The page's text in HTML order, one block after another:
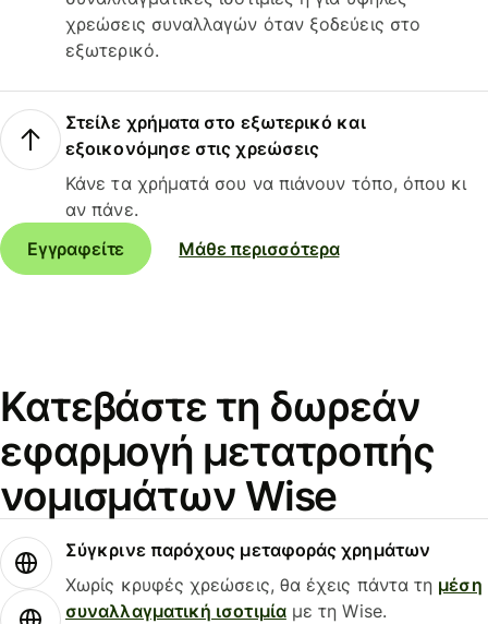
χρεώσεις συναλλαγών όταν ξοδεύεις στο
εξωτερικό.
Στείλε χρήματα στο εξωτερικό και
εξοικονόμησε στις χρεώσεις
Κάνε τα χρήματά σου να πιάνουν τόπο, όπου κι
αν πάνε.
Εγγραφείτε
Μάθε περισσότερα
Κατεβάστε τη δωρεάν
εφαρμογή μετατροπής
νομισμάτων Wise
Σύγκρινε παρόχους μεταφοράς χρημάτων
Χωρίς κρυφές χρεώσεις, θα έχεις πάντα τη μέση
συναλλαγματική ισοτιμίαμε τη Wise.